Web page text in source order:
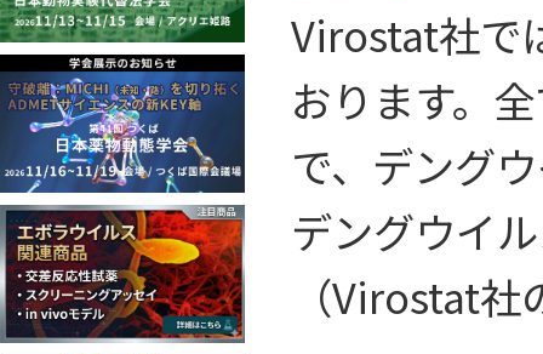
Virostat社で
おります。
で、デング
デングウイ
（Virostat